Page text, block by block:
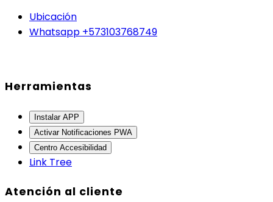
Ubicación
Whatsapp +573103768749
Herramientas
Instalar APP
Activar Notificaciones PWA
Centro Accesibilidad
Link Tree
Atención al cliente